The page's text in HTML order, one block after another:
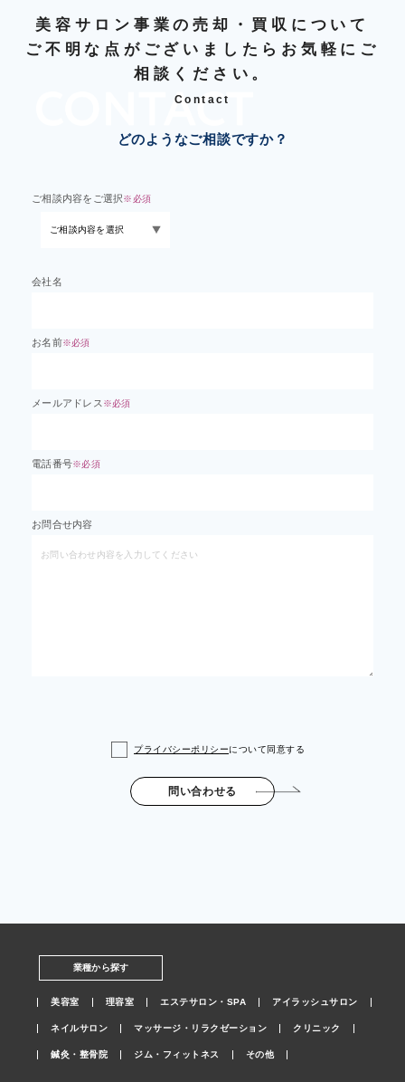
美容サロン事業の売却・買収について
ご不明な点がございましたらお気軽にご
相談ください。
Contact
どのようなご相談ですか？
ご相談内容をご選択※必須
会社名
お名前※必須
メールアドレス ※必須
電話番号※必須
お問合せ内容
プライバシーポリシーについて同意する
問い合わせる
業種から探す
美容室 理容室 エステサロン・SPA アイラッシュサロン
ネイルサロン マッサージ・リラクゼーション クリニック
鍼灸・整骨院 ジム・フィットネス その他